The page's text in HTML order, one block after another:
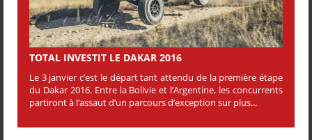
TOTAL INVESTIT LE DAKAR 2016
Le 3 janvier c’est le départ tant attendu de la première étape
du Dakar 2016. Entre la Bolivie et l’Argentine, les concurrents
partiront à l’assaut d’un parcours d’exception sur plus...